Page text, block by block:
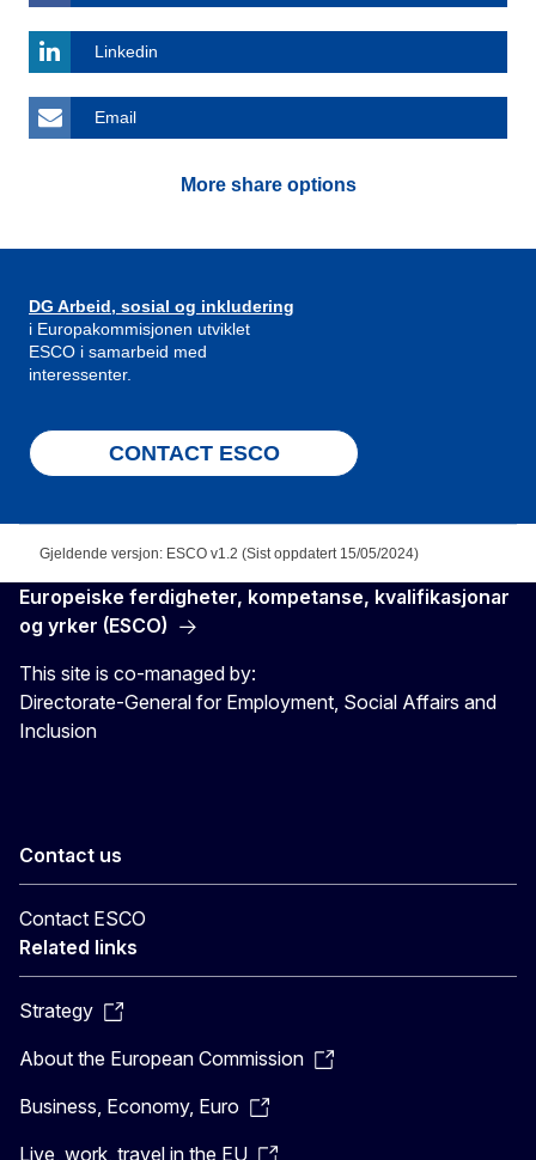
Linkedin
Email
More share options
DG Arbeid, sosial og inkludering
i Europakommisjonen utviklet
ESCO i samarbeid med
interessenter.
CONTACT ESCO
Gjeldende versjon: ESCO v1.2 (Sist oppdatert 15/05/2024)
Europeiske ferdigheter, kompetanse, kvalifikasjonar
og yrker (ESCO)
This site is co-managed by:
Directorate-General for Employment, Social Affairs and
Inclusion
Contact us
Contact ESCO
Related links
Strategy
About the European Commission
Business, Economy, Euro
Live, work, travel in the EU